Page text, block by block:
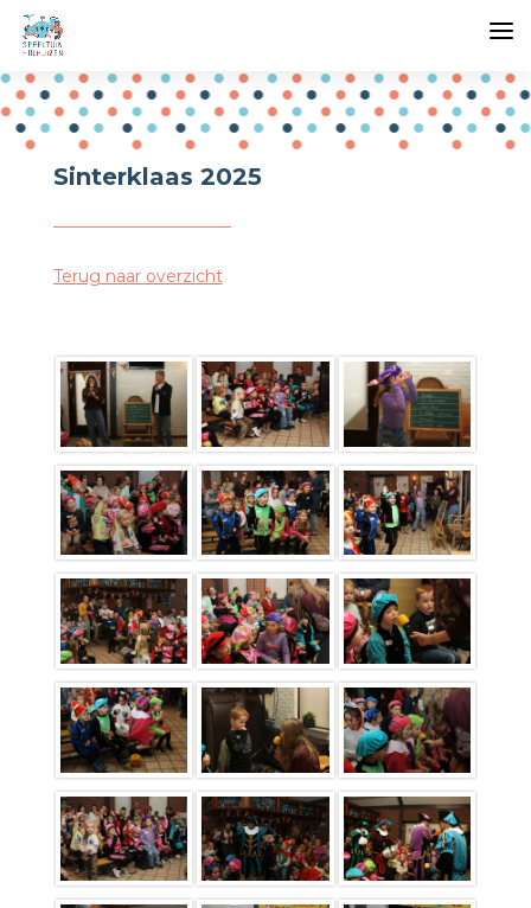
Sinterklaas 2025
Terug naar overzicht